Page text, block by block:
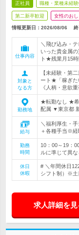
正社員 職種・業種未経
第二新卒歓迎 女性のお
情報更新日：2026/08/06 終
仕事内容
＼飛び込み・
いった貴金属
ト★残業月15
対象と
なる方
【未経験・第
ート★「稼ぎた
《人柄・意欲重
勤務地
★転勤なし ★希
配属 ▼東京都
給与
＼福利厚生・
＋各種手当※経
勤務
時間
10：00～19：
ルに準じて異
休日
休暇
# ＼年間休日
シフト制）※土
求人詳細を見